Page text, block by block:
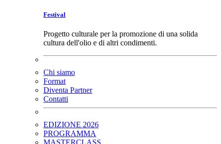
Festival
Progetto culturale per la promozione di una solida
cultura dell'olio e di altri condimenti.
Chi siamo
Format
Diventa Partner
Contatti
EDIZIONE 2026
PROGRAMMA
MASTERCLASS